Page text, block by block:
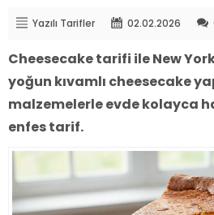
Yazılı Tarifler 02.02.2026
Cheesecake tarifi ile New
yoğun kıvamlı cheesecake
malzemelerle evde kolayca
enfes tarif.